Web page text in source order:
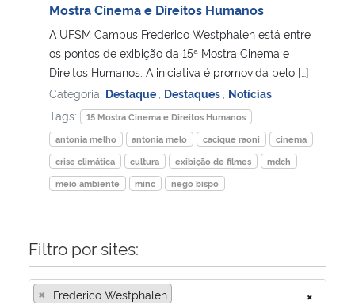
Ministério de Minas e Energia
Ministério da Ciência, Tecnologia, Inovações e Comunicações
Ministério do Meio Ambiente
Ministério do Turismo
Controladoria-Geral da União
Ministério da Mulher, da Família e dos Direitos Humanos
Mostra Cinema e Direitos Humanos
A UFSM Campus Frederico Westphalen está entre
os pontos de exibição da 15ª Mostra Cinema e
Direitos Humanos. A iniciativa é promovida pelo […]
Categoria: Destaque Destaques Notícias
Tags:
15 Mostra Cinema e Direitos Humanos
antonia melho
antonia melo cacique raoni
cinema
crise climática
cultura exibição de filmes
mdch
meio ambiente
minc nego bispo
Filtro por sites:
×
× Frederico Westphalen